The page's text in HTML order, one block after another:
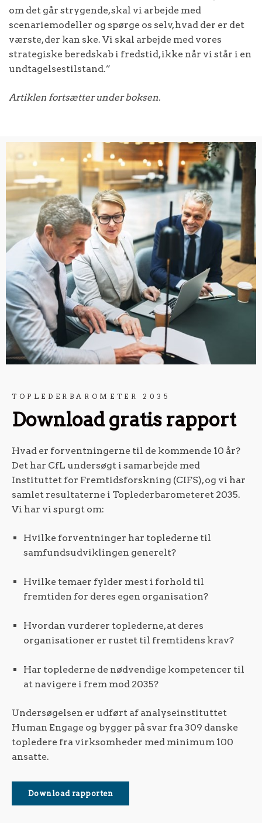
om det går strygende, skal vi arbejde med
scenariemodeller og spørge os selv, hvad der er det
værste, der kan ske. Vi skal arbejde med vores
strategiske beredskab i fredstid, ikke når vi står i en
undtagelsestilstand.”
Artiklen fortsætter under boksen.
TOPLEDERBAROMETER 2035
Download gratis rapport
Hvad er forventningerne til de kommende 10 år?
Det har CfL undersøgt i samarbejde med
Instituttet for Fremtidsforskning (CIFS), og vi har
samlet resultaterne i Toplederbarometeret 2035.
Vi har vi spurgt om:
Hvilke forventninger har toplederne til
samfundsudviklingen generelt?
Hvilke temaer fylder mest i forhold til
fremtiden for deres egen organisation?
Hvordan vurderer toplederne, at deres
organisationer er rustet til fremtidens krav?
Har toplederne de nødvendige kompetencer til
at navigere i frem mod 2035?
Undersøgelsen er udført af analyseinstituttet
Human Engage og bygger på svar fra 309 danske
topledere fra virksomheder med minimum 100
ansatte.
Download rapporten